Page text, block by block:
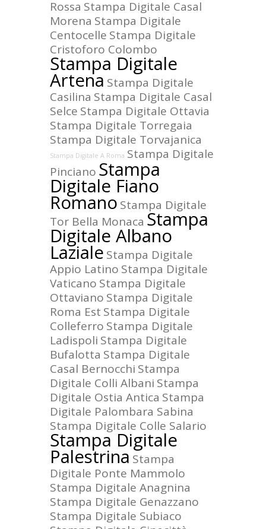
Rossa Stampa Digitale Casal
Morena Stampa Digitale
Centocelle Stampa Digitale
Cristoforo Colombo
Stampa Digitale
Artena Stampa Digitale
Casilina Stampa Digitale Casal
Selce Stampa Digitale Ottavia
Stampa Digitale Torregaia
Stampa Digitale Torvajanica
Stampa Digitale A Roma Stampa Digitale
Pinciano Stampa
Digitale Fiano
Romano Stampa Digitale
Tor Bella Monaca Stampa
Digitale Albano
Laziale Stampa Digitale
Appio Latino Stampa Digitale
Vaticano Stampa Digitale
Ottaviano Stampa Digitale
Roma Est Stampa Digitale
Colleferro Stampa Digitale
Ladispoli Stampa Digitale
Bufalotta Stampa Digitale
Casal Bernocchi Stampa
Digitale Colli Albani Stampa
Digitale Ostia Antica Stampa
Digitale Palombara Sabina
Stampa Digitale Colle Salario
Stampa Digitale
Palestrina Stampa
Digitale Ponte Mammolo
Stampa Digitale Anagnina
Stampa Digitale Genazzano
Stampa Digitale Subiaco